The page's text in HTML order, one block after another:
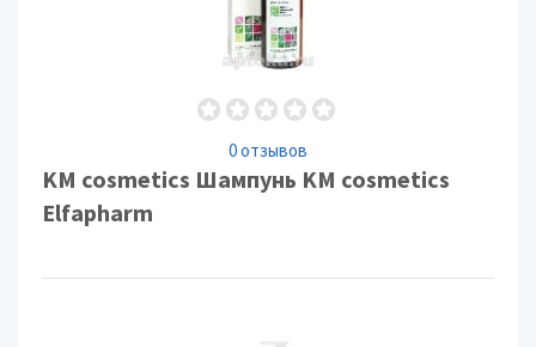
0 отзывов
KM cosmetics Шампунь KM cosmetics
Elfapharm